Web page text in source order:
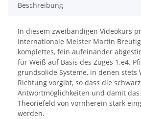
Beschreibung
In diesem zweibändigen Videokurs
Internationale Meister Martin
komplettes, fein aufeinander
für Weiß auf Basis des Zuges 1.e4.
grundsolide Systeme, in denen stets
Richtung vorgibt, so dass die
Antwortmöglichkeiten und damit das
Theoriefeld von vornherein stark
werden.